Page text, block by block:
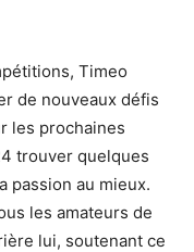
Timeo
de nouveaux défis
les prochaines
trouver quelques
passion au mieux.
les amateurs de
lui, soutenant ce